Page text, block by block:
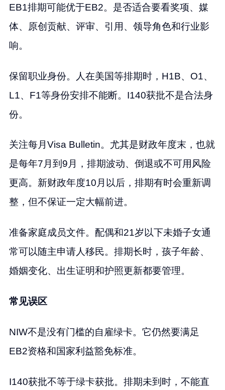
EB1排期可能优于EB2。是否适合要看奖项、媒
体、原创贡献、评审、引用、领导角色和行业影
响。
保留职业身份。人在美国等排期时，H1B、O1、
L1、F1等身份安排不能断。I140获批不是合法身
份。
关注每月Visa Bulletin。尤其是财政年度末，也就
是每年7月到9月，排期波动、倒退或不可用风险
更高。新财政年度10月以后，排期有时会重新调
整，但不保证一定大幅前进。
准备家庭成员文件。配偶和21岁以下未婚子女通
常可以随主申请人移民。排期长时，孩子年龄、
婚姻变化、出生证明和护照更新都要管理。
常见误区
NIW不是没有门槛的自雇绿卡。它仍然要满足
EB2资格和国家利益豁免标准。
I140获批不等于绿卡获批。排期未到时，不能直